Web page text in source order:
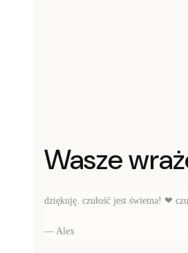
Wasze
dziękuję. czułość jest świetna! ❤
— Alex